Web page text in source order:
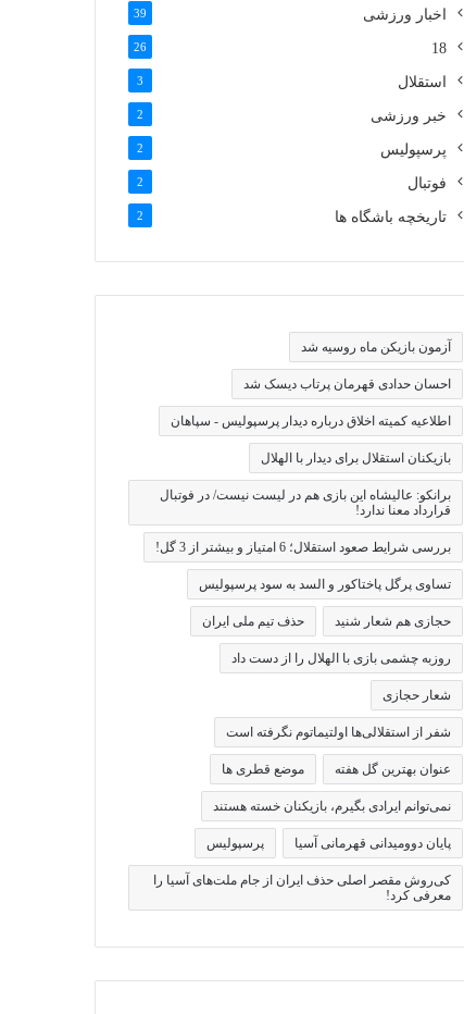
اخبار ورزشی 39
18
26
استقلال 3
خبر ورزشی 2
پرسپولیس 2
فوتبال 2
تاریخچه باشگاه ها 2
آزمون بازیکن ماه روسیه شد
احسان حدادی قهرمان پرتاب دیسک شد
اطلاعیه کمیته اخلاق درباره دیدار پرسپولیس - سپاهان
بازیکنان استقلال برای دیدار با الهلال
برانکو: عالیشاه این بازی هم در لیست نیست/ در فوتبال
قرارداد معنا ندارد!
بررسی شرایط صعود استقلال؛ 6 امتیاز و بیشتر از 3 گل!
تساوی پرگل پاختاکور و السد به سود پرسپولیس
حجازی هم شعار شنید حذف تیم ملی ایران
روزبه چشمی بازی با الهلال را از دست داد
شعار حجازی
شفر از استقلالی‌ها اولتیماتوم نگرفته است
عنوان بهترین گل هفته موضع قطری ها
نمی‌توانم ایرادی بگیرم، بازیکنان خسته هستند
پایان دوومیدانی قهرمانی آسیا پرسپولیس
کی‌روش مقصر اصلی حذف ایران از جام ملت‌های آسیا را
معرفی کرد!